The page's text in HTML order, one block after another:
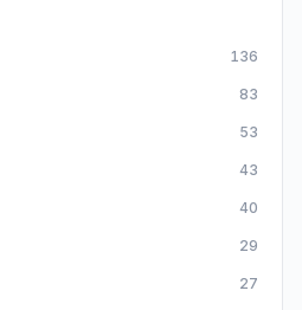
136
83
53
43
40
29
27